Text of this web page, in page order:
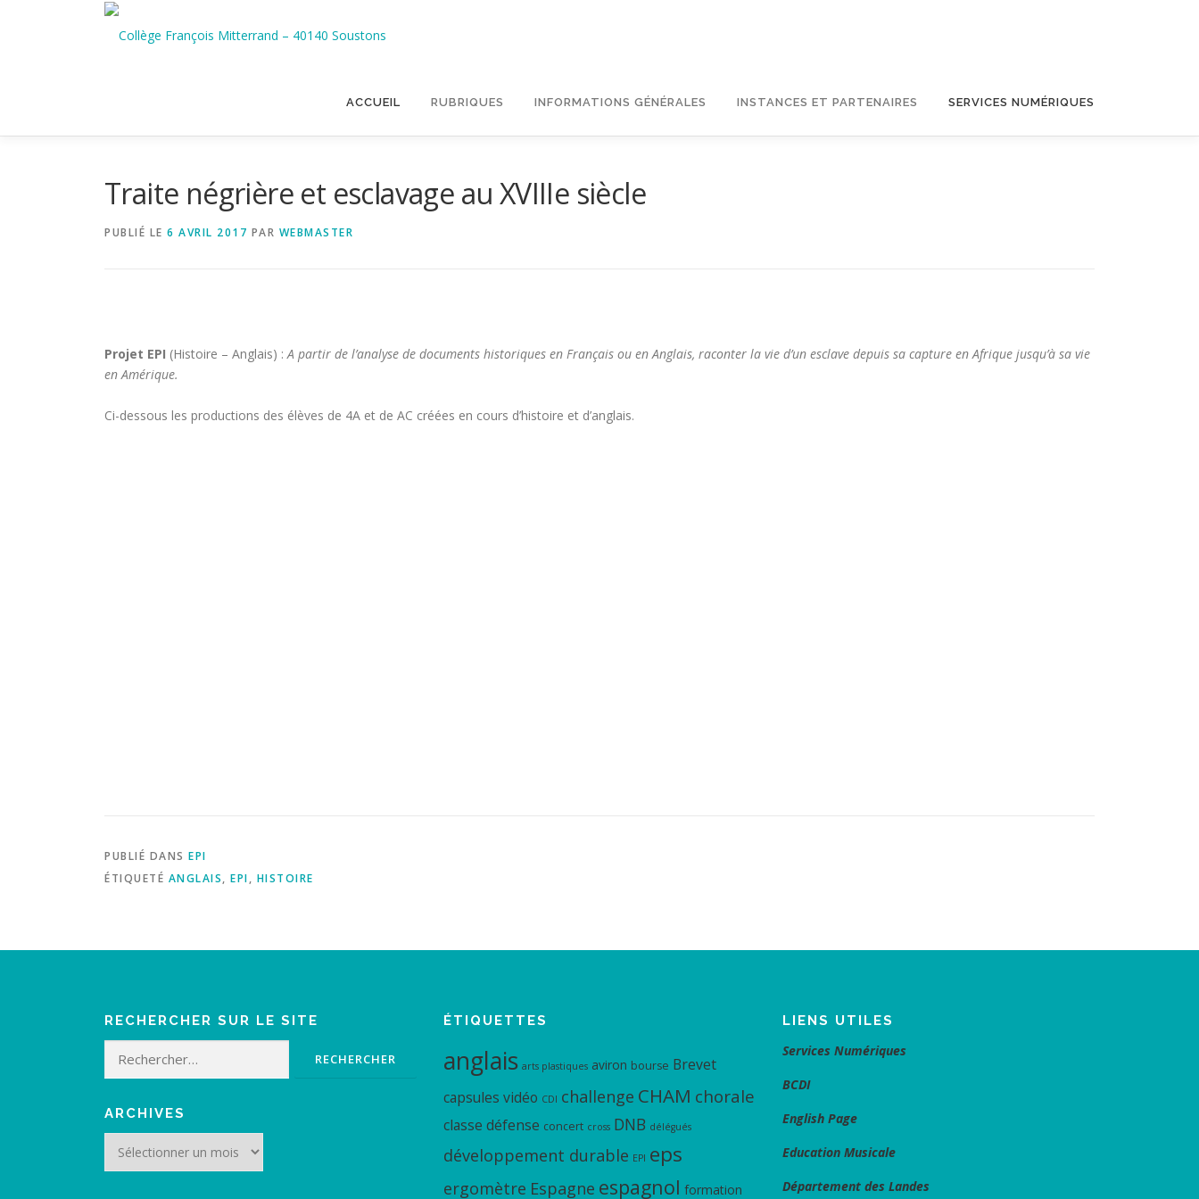
ACCUEIL RUBRIQUES INFORMATIONS GÉNÉRALES INSTANCES ET PARTENAIRES SERVICES NUMÉRIQUES
Traite négrière et esclavage au XVIIIe siècle
PUBLIÉ LE 6 AVRIL 2017 PAR WEBMASTER
Projet EPI (Histoire – Anglais) : A partir de l’analyse de documents historiques en Français ou en Anglais, raconter la vie d’un esclave depuis sa capture en Afrique jusqu’à sa vie
en Amérique.
Ci-dessous les productions des élèves de 4A et de AC créées en cours d’histoire et d’anglais.
PUBLIÉ DANS EPI
ÉTIQUETÉ ANGLAIS, EPI, HISTOIRE
RECHERCHER SUR LE SITE
ARCHIVES
ÉTIQUETTES
anglais arts plastiques aviron bourse Brevet
capsules vidéo CDI challenge CHAM chorale
classe défense concert cross DNB délégués
développement durable EPI eps
ergomètre Espagne espagnol formation
LIENS UTILES
Services Numériques
BCDI
English Page
Education Musicale
Département des Landes